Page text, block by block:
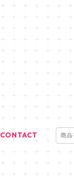
CONTACT